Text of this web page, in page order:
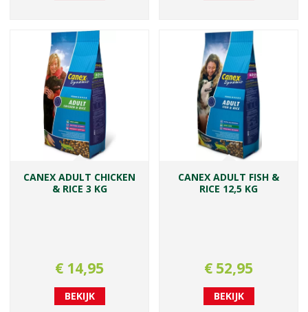
CANEX ADULT CHICKEN
& RICE 3 KG
€ 14,95
BEKIJK
CANEX ADULT FISH &
RICE 12,5 KG
€ 52,95
BEKIJK